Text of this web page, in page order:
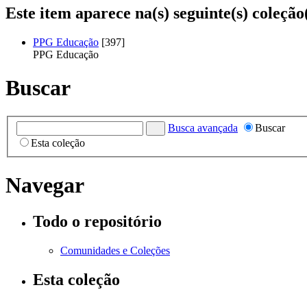
Este item aparece na(s) seguinte(s)
PPG Educação [397]
PPG Educação
Buscar
Busca avançada
Buscar
Esta coleção
Navegar
Todo o repositório
Comunidades e Coleções
Esta coleção